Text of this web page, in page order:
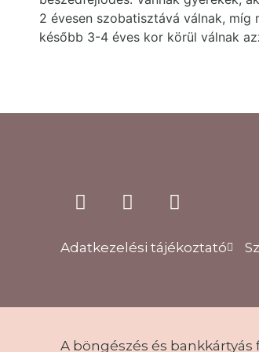
2 évesen szobatisztává válnak, míg
később 3-4 éves kor körül válnak
Adatkezelési tájékoztató
A böngészés és